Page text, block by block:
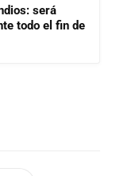
será
todo el fin de